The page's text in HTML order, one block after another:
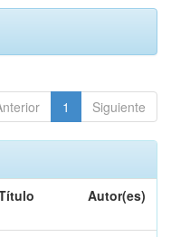
1 Siguiente
Autor(es)